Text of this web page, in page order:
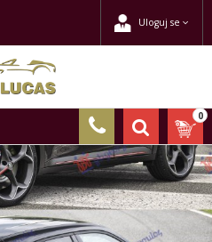
Uloguj se
0